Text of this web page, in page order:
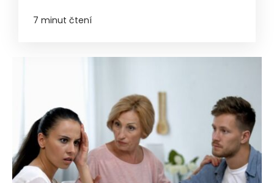
7 minut čtení